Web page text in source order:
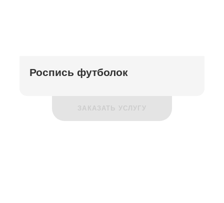
Роспись футболок
ЗАКАЗАТЬ УСЛУГУ